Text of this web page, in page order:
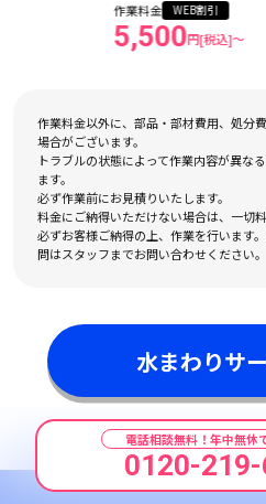
作業料金
WEB割引
5,500円[税込]〜
作業料金以外に、部品・部材費用、処分
場合がございます。
トラブルの状態によって作業内容が異な
ます。
必ず作業前にお見積りいたします。
料金にご納得いただけない場合は、一切
必ずお客様ご納得の上、作業を行います
問はスタッフまでお問い合わせください。
水まわりサ
電話相談無料！年中無休
0120-